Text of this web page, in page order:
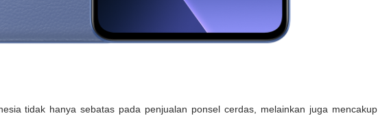
tidak hanya sebatas pada penjualan ponsel cerdas, melainkan juga mencakup